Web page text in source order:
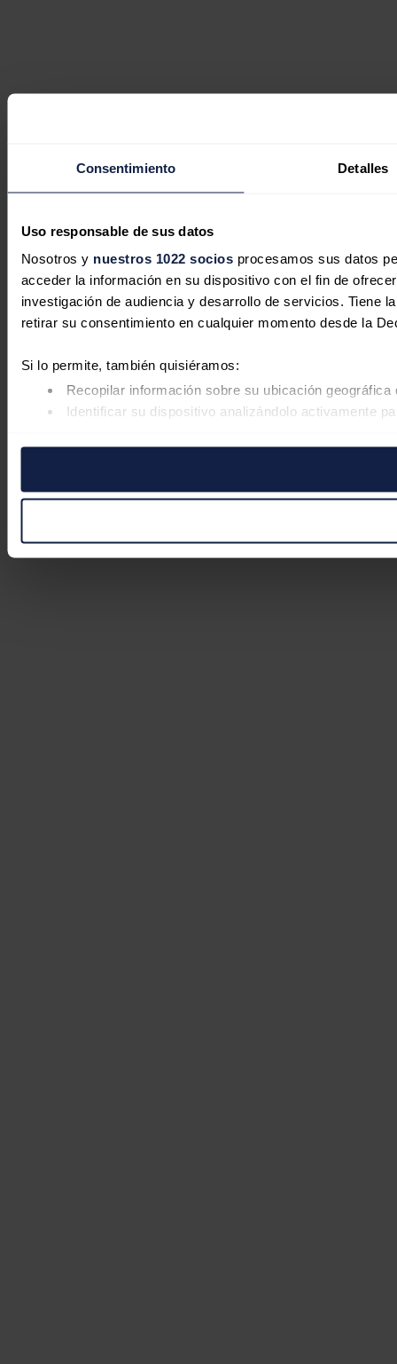
Consentimiento Detalles
Uso responsable de sus datos
Nosotros y nuestros 1022 sociosprocesamos sus datos
acceder la información en su dispositivo con el fin de
investigación de audiencia y desarrollo de servicios. Tiene
retirar su consentimiento en cualquier momento desde la
Si lo permite, también quisiéramos:
Recopilar información sobre su ubicación
Identificar su dispositivo analizándolo activamente
Las cookies de este sitio web se usan para personalizar el
pueden combinarla con otra información que les haya